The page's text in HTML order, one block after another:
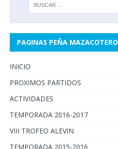
PAGINAS PEÑA MAZACOTERO
INICIO
PROXIMOS PARTIDOS
ACTIVIDADES
TEMPORADA 2016-2017
VIII TROFEO ALEVIN
TEMPORADA 2015-2016